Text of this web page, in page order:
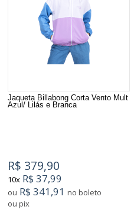
Jaqueta Billabong Corta Vento Mult
Azul/ Lilás e Branca
R$ 379,90
10x R$ 37,99
ou R$ 341,91 no boleto
ou pix